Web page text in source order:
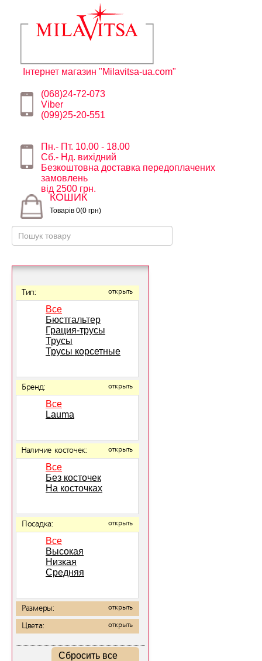
Інтернет магазин "Milavitsa-ua.com"
(068)24-72-073
Viber
(099)25-20-551
Пн.- Пт. 10.00 - 18.00
Сб.- Нд. вихідний
Безкоштовна доставка передоплачених
замовлень
від 2500 грн.
КОШИК
Товарів 0(0 грн)
Тип: открыть
Все
Бюстгальтер
Грация-трусы
Трусы
Трусы корсетные
Бренд: открыть
Все
Lauma
Наличие косточек: открыть
Все
Без косточек
На косточках
Посадка: открыть
Все
Высокая
Низкая
Средняя
Размеры: открыть
Цвета: открыть
Сбросить все